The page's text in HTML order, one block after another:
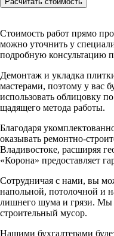
Стоимость работ прямо
можно уточнить у
подробную консультацию
Демонтаж и укладка
мастерами, поэтому у вас
использовать облицовку
щадящего метода работы.
Благодаря
оказывать ремонтно-
Владивостоке, расширяя
«Корона» предоставляет
Сотрудничая с нами, вы
напольной, потолочной и
лишнего шума и грязи. Мы
строительный мусор.
Нашими бухгалтерами